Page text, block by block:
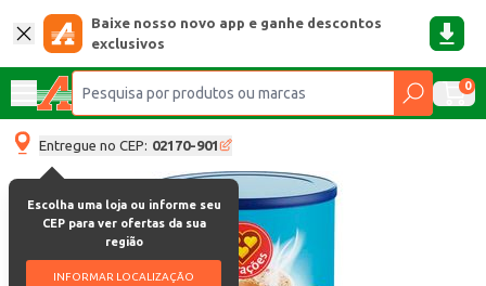
Baixe nosso novo app e ganhe descontos
exclusivos
0
Entregue no CEP: 02170-901
Escolha uma loja ou informe seu
CEP para ver ofertas da sua
região
INFORMAR LOCALIZAÇÃO